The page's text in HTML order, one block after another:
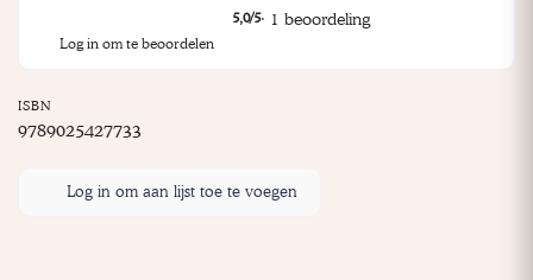
5,0/5· 1 beoordeling
Log in om te beoordelen
ISBN
9789025427733
Log in om aan lijst toe te voegen